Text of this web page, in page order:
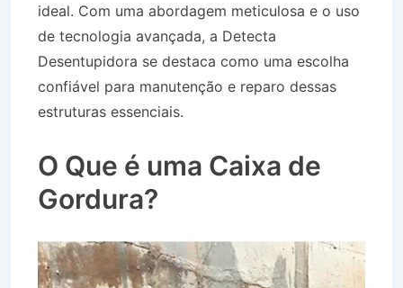
ideal. Com uma abordagem meticulosa e o uso
de tecnologia avançada, a Detecta
Desentupidora se destaca como uma escolha
confiável para manutenção e reparo dessas
estruturas essenciais.
O Que é uma Caixa de
Gordura?